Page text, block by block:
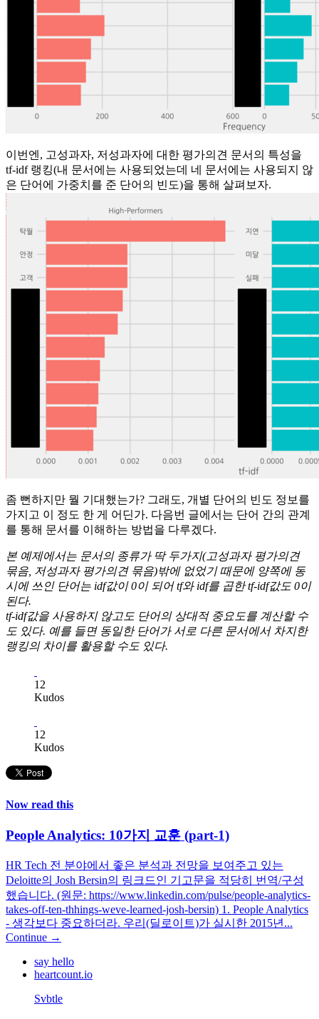
이번엔, 고성과자, 저성과자에 대한 평가의견 문서의 특성을
tf-idf 랭킹(내 문서에는 사용되었는데 네 문서에는 사용되지 않
은 단어에 가중치를 준 단어의 빈도)을 통해 살펴보자.
좀 뻔하지만 뭘 기대했는가? 그래도, 개별 단어의 빈도 정보를
가지고 이 정도 한 게 어딘가. 다음번 글에서는 단어 간의 관계
를 통해 문서를 이해하는 방법을 다루겠다.
본 예제에서는 문서의 종류가 딱 두가지(고성과자 평가의견
묶음, 저성과자 평가의견 묶음)밖에 없었기 때문에 양쪽에 동
시에 쓰인 단어는 idf값이 0이 되어 tf와 idf를 곱한 tf-idf값도 0이
된다.
tf-idf값을 사용하지 않고도 단어의 상대적 중요도를 계산할 수
도 있다. 예를 들면 동일한 단어가 서로 다른 문서에서 차지한
랭킹의 차이를 활용할 수도 있다.
12
Kudos
12
Kudos
Now read this
People Analytics: 10가지 교훈 (part-1)
HR Tech 전 분야에서 좋은 분석과 전망을 보여주고 있는
Deloitte의 Josh Bersin의 링크드인 기고문을 적당히 번역/구성
했습니다. (원문: https://www.linkedin.com/pulse/people-analytics-
takes-off-ten-thhings-weve-learned-josh-bersin) 1. People Analytics
- 생각보다 중요하더라. 우리(딜로이트)가 실시한 2015년...
Continue →
say hello
heartcount.io
Svbtle